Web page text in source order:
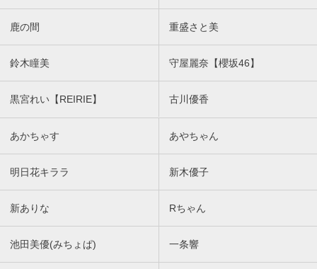
鹿の間 重盛さと美
鈴木瞳美 守屋麗奈【櫻坂46】
黒宮れい【REIRIE】 古川優香
あかちゃす あやちゃん
明日花キララ 新木優子
新ありな Rちゃん
池田美優(みちょぱ) 一条響